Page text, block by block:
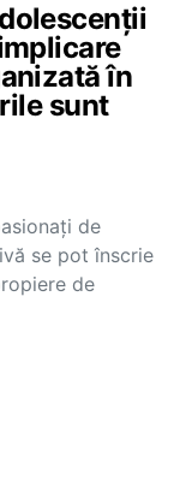
în
sunt
de
se pot înscrie
de